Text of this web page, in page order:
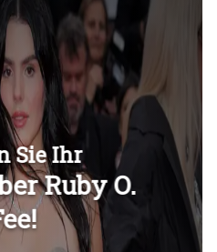
Überspringen